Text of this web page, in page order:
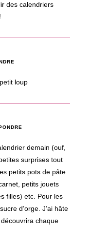
des calendriers
loup
demain (ouf,
surprises tout
petits pots de pâte
petits jouets
filles) etc. Pour les
d’orge. J’ai hâte
chaque